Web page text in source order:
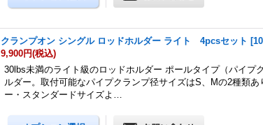
クランプオン シングル ロッドホルダー ライト 4pcsセット [
9,900円(税込)
30lbs未満のライト級のロッドホルダー ポールタイプ（パイプ
ルダー。取付可能なパイプクランプ径サイズはS、Mの2種類
ー・スタンダードサイズよ…